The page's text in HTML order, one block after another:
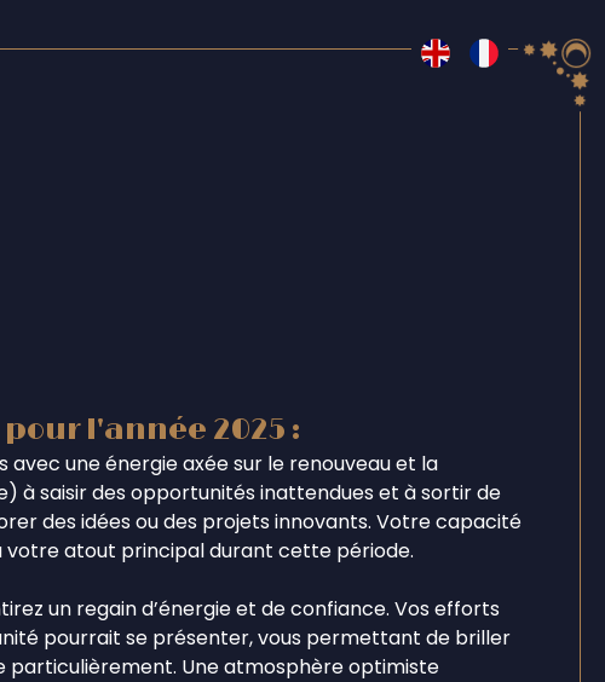
l'année 2025 :
avec une énergie axée sur le renouveau et la
à saisir des opportunités inattendues et à sortir de
des idées ou des projets innovants. Votre capacité
atout principal durant cette période.
un regain d’énergie et de confiance. Vos efforts
pourrait se présenter, vous permettant de briller
particulièrement. Une atmosphère optimiste